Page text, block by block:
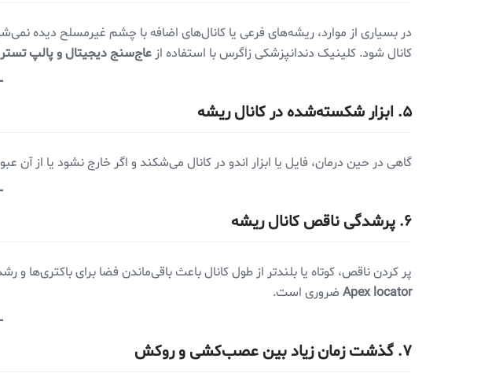
در بسیاری از موارد، ریشه‌های فرعی یا کانال‌های اضافه با چشم غیرمسلح دیده
کانال شود. کلینیک دندانپزشکی زاگرس با استفاده از عاج‌سنج دیجیتال و پالپ تستر
۵. ابزار شکسته‌شده در کانال ریشه
گاهی در حین درمان، فایل یا ابزار اندو در کانال می‌شکند و اگر خارج نشود یا از
۶. پرشدگی ناقص کانال ریشه
پر کردن ناقص، کوتاه یا بلندتر از طول کانال باعث باقی‌ماندن فضا برای باکتری‌ها
Apex locator ضروری است.
۷. گذشت زمان زیاد بین عصب‌کشی و روکش